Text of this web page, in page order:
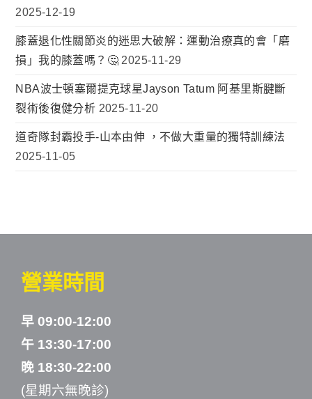
2025-12-19
膝蓋退化性關節炎的迷思大破解：運動治療真的會「磨
損」我的膝蓋嗎？🤔 2025-11-29
NBA波士頓塞爾提克球星Jayson Tatum 阿基里斯腱斷
裂術後復健分析 2025-11-20
道奇隊封霸投手-山本由伸 ，不做大重量的獨特訓練法
2025-11-05
營業時間
早 09:00-12:00
午 13:30-17:00
晚 18:30-22:00
(星期六無晚診)